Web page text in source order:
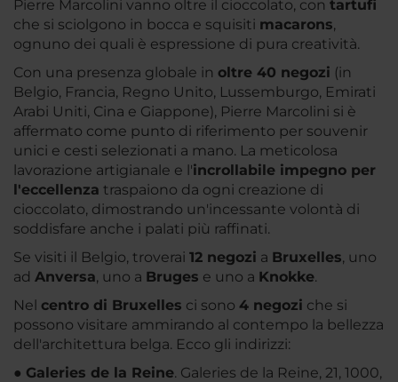
Pierre Marcolini vanno oltre il cioccolato, con tartufi
che si sciolgono in bocca e squisiti macarons,
ognuno dei quali è espressione di pura creatività.
Con una presenza globale in oltre 40 negozi (in
Belgio, Francia, Regno Unito, Lussemburgo, Emirati
Arabi Uniti, Cina e Giappone), Pierre Marcolini si è
affermato come punto di riferimento per souvenir
unici e cesti selezionati a mano. La meticolosa
lavorazione artigianale e l'incrollabile impegno per
l'eccellenza traspaiono da ogni creazione di
cioccolato, dimostrando un'incessante volontà di
soddisfare anche i palati più raffinati.
Se visiti il Belgio, troverai 12 negozi a Bruxelles, uno
ad Anversa, uno a Bruges e uno a Knokke.
Nel centro di Bruxelles ci sono 4 negozi che si
possono visitare ammirando al contempo la bellezza
dell'architettura belga. Ecco gli indirizzi:
● Galeries de la Reine. Galeries de la Reine, 21, 1000,